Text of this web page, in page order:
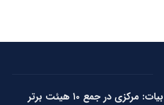
بیات: مرکزی در جمع ۱۰ هیئت برتر